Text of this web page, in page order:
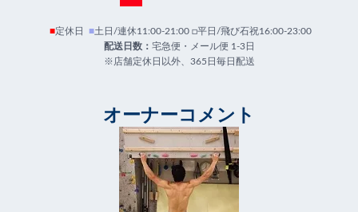
■定休日 ■土日/連休11:00-21:00 □平日/飛び石祝16:00-23:00
配送日数： 宅急便・メール便 1-3日
※店舗定休日以外、365日毎日配送
オーナーコメント